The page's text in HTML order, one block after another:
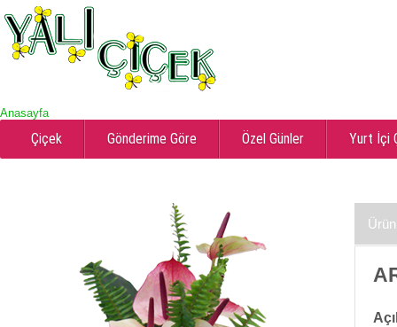
Anasayfa
Çiçek Gönderime Göre Özel Günler Yurt İçi